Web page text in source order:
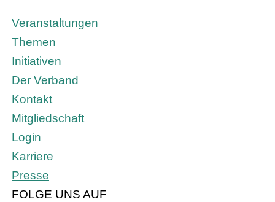
Veranstaltungen
Themen
Initiativen
Der Verband
Kontakt
Mitgliedschaft
Login
Karriere
Presse
FOLGE UNS AUF